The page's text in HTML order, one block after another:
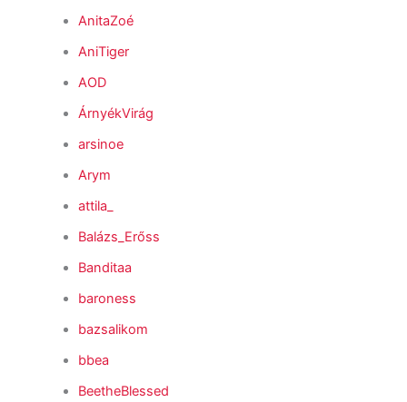
AnitaZoé
AniTiger
AOD
ÁrnyékVirág
arsinoe
Arym
attila_
Balázs_Erőss
Banditaa
baroness
bazsalikom
bbea
BeetheBlessed